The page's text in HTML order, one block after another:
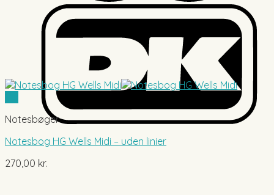
Notesbøger
Notesbog HG Wells Midi – uden linier
270,00 kr.